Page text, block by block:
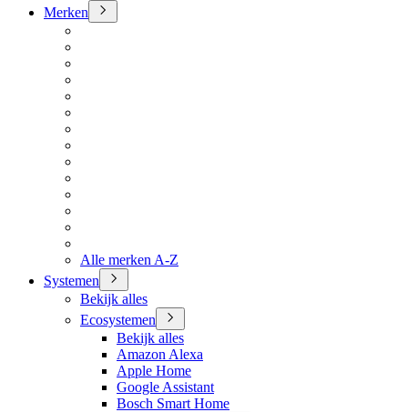
Merken
Alle merken A-Z
Systemen
Bekijk alles
Ecosystemen
Bekijk alles
Amazon Alexa
Apple Home
Google Assistant
Bosch Smart Home